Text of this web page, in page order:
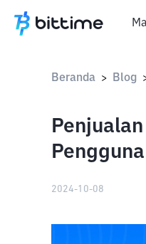
Beranda > Blog
2024-10-08